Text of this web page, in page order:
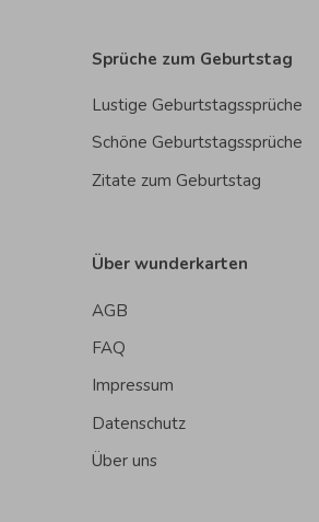
Sprüche zum Geburtstag
Lustige Geburtstagssprüche
Schöne Geburtstagssprüche
Zitate zum Geburtstag
Über wunderkarten
AGB
FAQ
Impressum
Datenschutz
Über uns